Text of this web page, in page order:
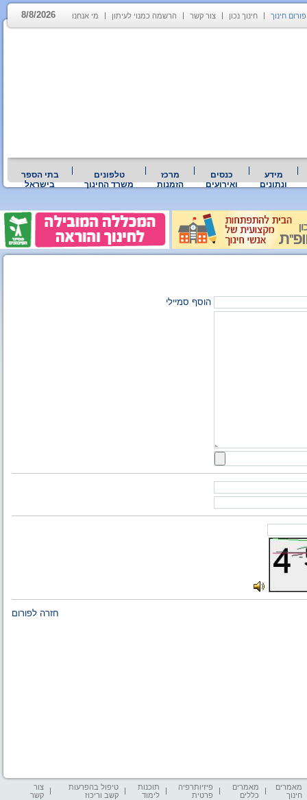
פורום חינוך חינוך נכון צור קשר הרשמה כמנוי לעיתון מי אנחנו 8/8/2026
מידע
ונתונים
כנסים
ואירועים
מרכז
הזמנות
טלפונים
משרד החינוך
בתי הספר
בישראל
הוסף סמיילי
חזרה לפורום
מאמרים
חינוך
מאמרים
כללים
פיזיותרפיה
פרטית
תוכנות
לימוד
טיפול בהפרעות
קשב וריכוז
צור
קשר